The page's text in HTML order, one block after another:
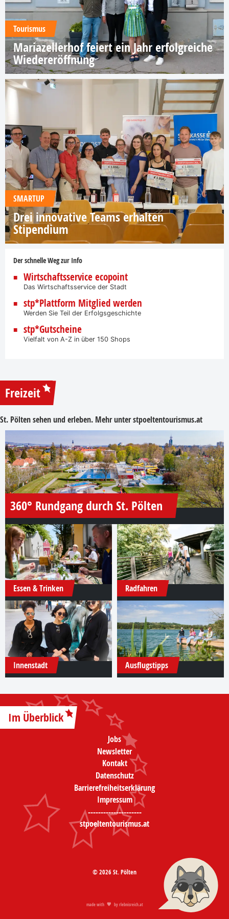
Tourismus
Mariazellerhof feiert ein Jahr erfolgreiche
Wiedereröffnung
SMARTUP
Drei innovative Teams erhalten
Stipendium
Der schnelle Weg zur Info
Wirtschaftsservice ecopoint
Das Wirtschaftsservice der Stadt
stp*Plattform Mitglied werden
Werden Sie Teil der Erfolgsgeschichte
stp*Gutscheine
Vielfalt von A-Z in über 150 Shops
Freizeit
St. Pölten sehen und erleben. Mehr unterstpoeltentourismus.at
360° Rundgang durch St. Pölten
Essen & Trinken Radfahren
Innenstadt Ausflugstipps
Im Überblick
Jobs
Newsletter
Kontakt
Datenschutz
Barrierefreiheitserklärung
Impressum
---------------------
stpoeltentourismus.at
© 2026 St. Pölten
made with by rlebnisreich.at